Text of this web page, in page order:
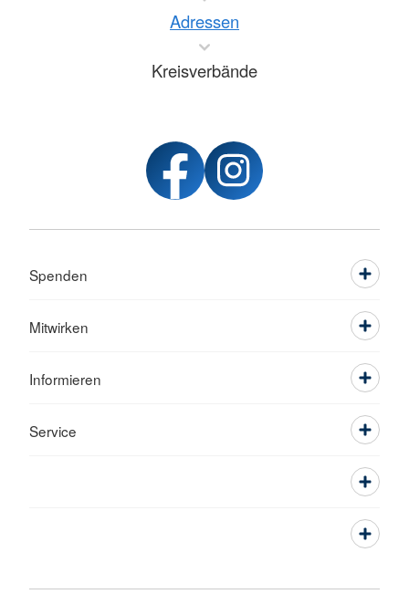
Adressen
Kreisverbände
Spenden
Mitwirken
Informieren
Service